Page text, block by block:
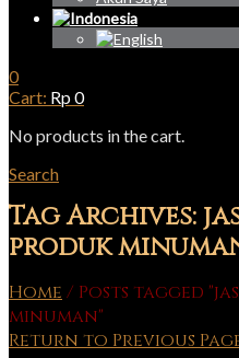
0
Cart: Rp0
No products in the cart.
Search
Tag Archives:
produk
Home / Posts tagged
minuman"
Return to Previous